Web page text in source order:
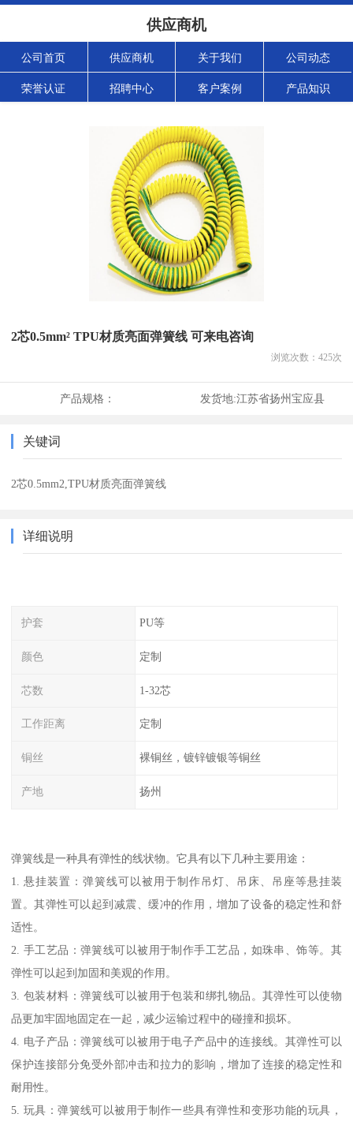
供应商机
公司首页 供应商机 关于我们 公司动态
荣誉认证 招聘中心 客户案例 产品知识
2芯0.5mm² TPU材质亮面弹簧线 可来电咨询
浏览次数： 425次
产品规格： 发货地:江苏省扬州宝应县
关键词
2芯0.5mm2,TPU材质亮面弹簧线
详细说明
护套 PU等
颜色 定制
芯数 1-32芯
工作距离 定制
铜丝 裸铜丝，镀锌镀银等铜丝
产地 扬州
弹簧线是一种具有弹性的线状物。它具有以下几种主要用途：
1. 悬挂装置：弹簧线可以被用于制作吊灯、吊床、吊座等悬挂装
置。其弹性可以起到减震、缓冲的作用，增加了设备的稳定性和舒
适性。
2. 手工艺品：弹簧线可以被用于制作手工艺品，如珠串、饰等。其
弹性可以起到加固和美观的作用。
3. 包装材料：弹簧线可以被用于包装和绑扎物品。其弹性可以使物
品更加牢固地固定在一起，减少运输过程中的碰撞和损坏。
4. 电子产品：弹簧线可以被用于电子产品中的连接线。其弹性可以
保护连接部分免受外部冲击和拉力的影响，增加了连接的稳定性和
耐用性。
5. 玩具：弹簧线可以被用于制作一些具有弹性和变形功能的玩具，